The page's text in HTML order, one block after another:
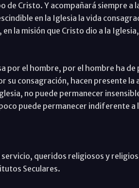
de Cristo. Y acompañará siempre a
en la Iglesia la vida
la misión que Cristo dio a la
por el hombre, por el hombre ha de
su consagración, hacen presente la
no puede permanecer
puede permanecer indiferente a
queridos religiosos y
Seculares.